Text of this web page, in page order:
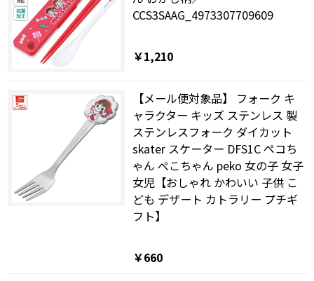
CCS3SAAG_4973307709609
￥1,210
【メール便対象品】 フォーク キ
ャラクター キッズ ステンレス 製
ステンレスフォーク ダイカット
skater スケーター DFS1C ペコち
ゃん ぺこちゃん peko 女の子 女子
女児【おしゃれ かわいい 子供 こ
ども デザート カトラリー プチギ
フト】
￥660